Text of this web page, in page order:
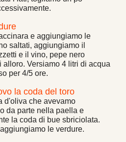
e aggiungiamo le
saltati, aggiungiamo il
e il vino, pepe nero
alloro. Versiamo 4 litri di acqua
per 4/5 ore.
la coda del toro
d'oliva che avevamo
da parte nella paella e
la coda di bue sbriciolata.
le verdure.